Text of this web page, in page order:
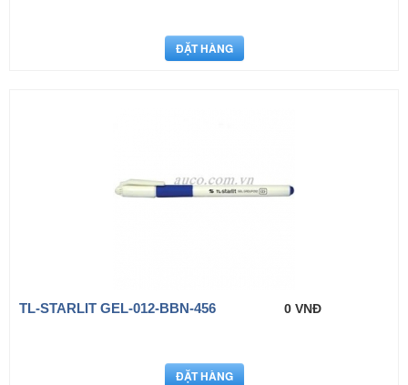
TL-STARLIT GEL-012-BBN-456 0 VNĐ